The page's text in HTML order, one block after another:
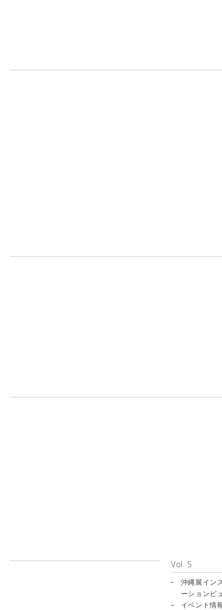
Vol. 5
沖縄展イン
ーションビ
イベント情